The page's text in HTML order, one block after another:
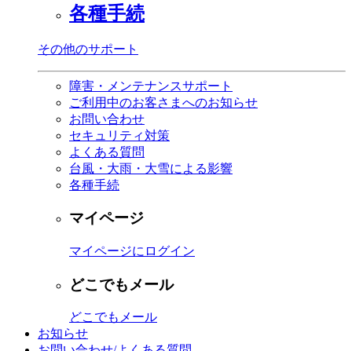
各種手続
その他のサポート
障害・メンテナンスサポート
ご利用中のお客さまへのお知らせ
お問い合わせ
セキュリティ対策
よくある質問
台風・大雨・大雪による影響
各種手続
マイページ
マイページにログイン
どこでもメール
どこでもメール
お知らせ